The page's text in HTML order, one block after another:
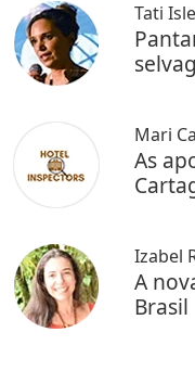
Tati
Mari
As
Izabel
A
Brasil